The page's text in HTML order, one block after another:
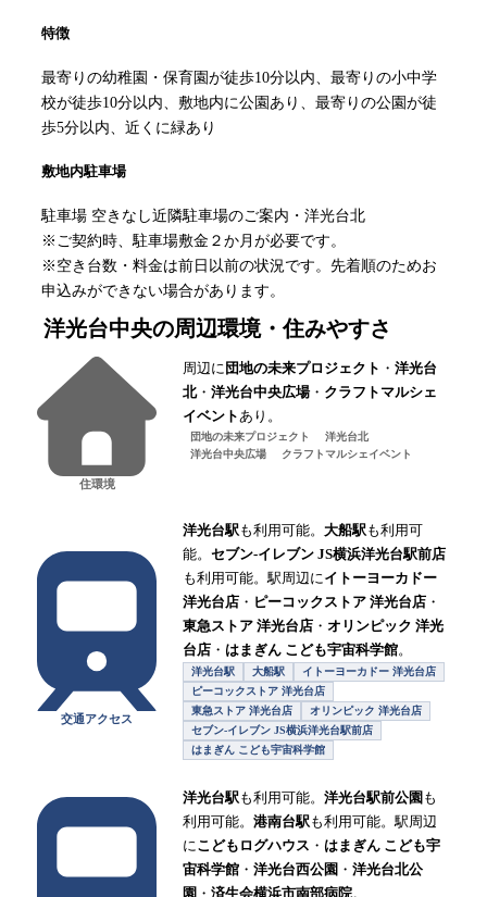
特徴
最寄りの幼稚園・保育園が徒歩10分以内、最寄りの小中学
校が徒歩10分以内、敷地内に公園あり、最寄りの公園が徒
歩5分以内、近くに緑あり
敷地内駐車場
駐車場 空きなし近隣駐車場のご案内・洋光台北
※ご契約時、駐車場敷金２か月が必要です。
※空き台数・料金は前日以前の状況です。先着順のためお
申込みができない場合があります。
洋光台中央の周辺環境・住みやすさ
住環境
周辺に 団地の未来プロジェクト ・ 洋光台
北・ 洋光台中央広場・ クラフトマルシェ
イベントあり。
団地の未来プロジェクト
洋光台北
洋光台中央広場
クラフトマルシェイベント
交通アクセス
洋光台駅も利用可能。 大船駅も利用可
能。 セブン-イレブン JS横浜洋光台駅前店
も利用可能。駅周辺にイトーヨーカドー
洋光台店 ・ ピーコックストア 洋光台店 ・
東急ストア 洋光台店 ・ オリンピック 洋光
台店 ・ はまぎん こども宇宙科学館。
洋光台駅 大船駅
イトーヨーカドー 洋光台店
ピーコックストア 洋光台店
東急ストア 洋光台店
オリンピック 洋光台店
セブン-イレブン JS横浜洋光台駅前店
はまぎん こども宇宙科学館
洋光台駅も利用可能。 洋光台駅前公園 も
利用可能。 港南台駅も利用可能。駅周辺
にこどもログハウス ・ はまぎん こども宇
宙科学館 ・ 洋光台西公園 ・ 洋光台北公
園 ・ 済生会横浜市南部病院。